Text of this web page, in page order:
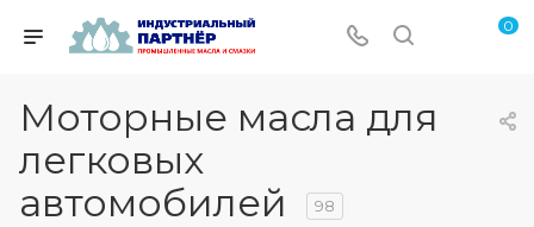
0
Моторные масла для
легковых
автомобилей
98